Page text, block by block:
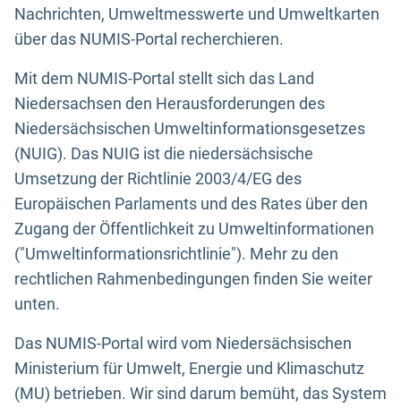
Nachrichten, Umweltmesswerte und Umweltkarten
über das NUMIS-Portal recherchieren.
Mit dem NUMIS-Portal stellt sich das Land
Niedersachsen den Herausforderungen des
Niedersächsischen Umweltinformationsgesetzes
(NUIG). Das NUIG ist die niedersächsische
Umsetzung der Richtlinie 2003/4/EG des
Europäischen Parlaments und des Rates über den
Zugang der Öffentlichkeit zu Umweltinformationen
("Umweltinformationsrichtlinie"). Mehr zu den
rechtlichen Rahmenbedingungen finden Sie weiter
unten.
Das NUMIS-Portal wird vom Niedersächsischen
Ministerium für Umwelt, Energie und Klimaschutz
(MU) betrieben. Wir sind darum bemüht, das System